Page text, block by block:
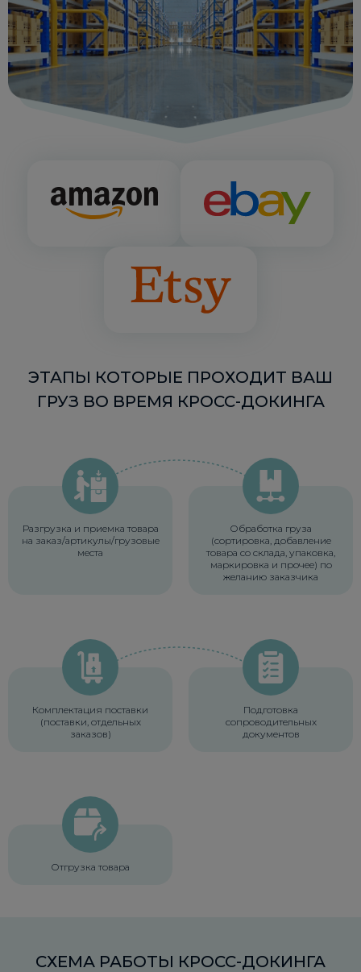
ЭТАПЫ КОТОРЫЕ ПРОХОДИТ ВАШ
ГРУЗ ВО ВРЕМЯ КРОСС-ДОКИНГА
Разгрузка и приемка товара
на заказ/артикулы/грузовые
места
Обработка груза
(сортировка, добавление
товара со склада, упаковка,
маркировка и прочее) по
желанию заказчика
Комплектация поставки
(поставки, отдельных
заказов)
Подготовка
сопроводительных
документов
Отгрузка товара
СХЕМА РАБОТЫ КРОСС-ДОКИНГА